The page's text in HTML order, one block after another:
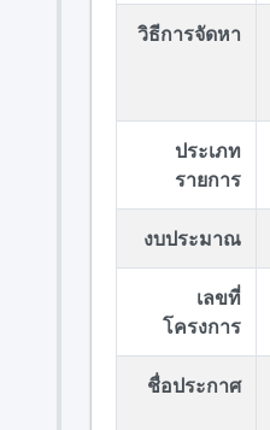
วิธีการจัดหา
ประเภท
รายการ
งบประมาณ
เลขที่
โครงการ
ชื่อประกาศ